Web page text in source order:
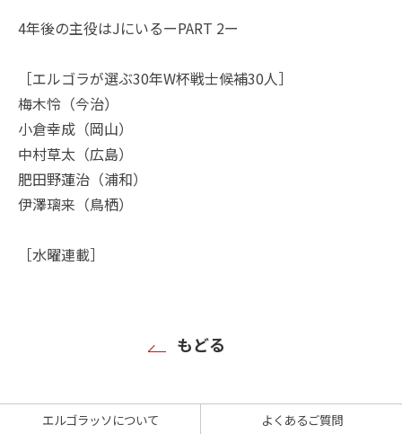
4年後の主役はJにいるーPART 2ー
［エルゴラが選ぶ30年W杯戦士候補30人］
梅木怜（今治）
小倉幸成（岡山）
中村草太（広島）
肥田野蓮治（浦和）
伊澤璃来（鳥栖）
［水曜連載］
もどる
エルゴラッソについて よくあるご質問